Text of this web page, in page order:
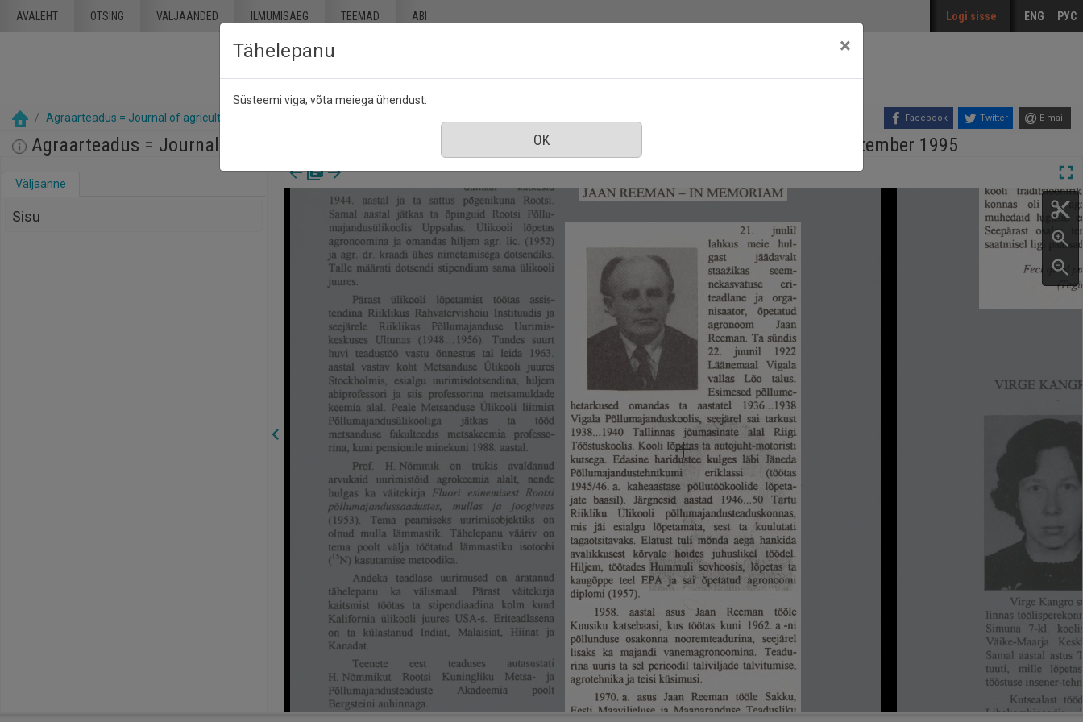
AVALEHT OTSING VÄLJAANDED ILMUMISAEG TEEMAD ABI Logi sisse ENG РУС
Agraarteadus = Journal of agricultural science : Akadeemilise Põllumajanduse Seltsi väljaanne Facebook Twitter E-mail
Agraarteadus = Journal of agricultural science : Akadeemilise Põllumajanduse Seltsi väljaanne, nr. 4, september 1995
Väljaanne
Sisu
Tähelepanu ×
Süsteemi viga; võta meiega ühendust.